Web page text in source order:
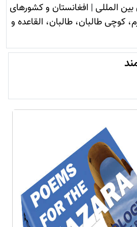
المللی | افغانستان و کشورهای
کوچی طالبان، طالبان، القاعده و